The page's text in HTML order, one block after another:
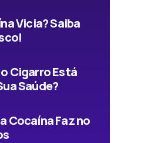
Vicia? Saiba
Cigarro Está
Saúde?
Cocaína Faz no